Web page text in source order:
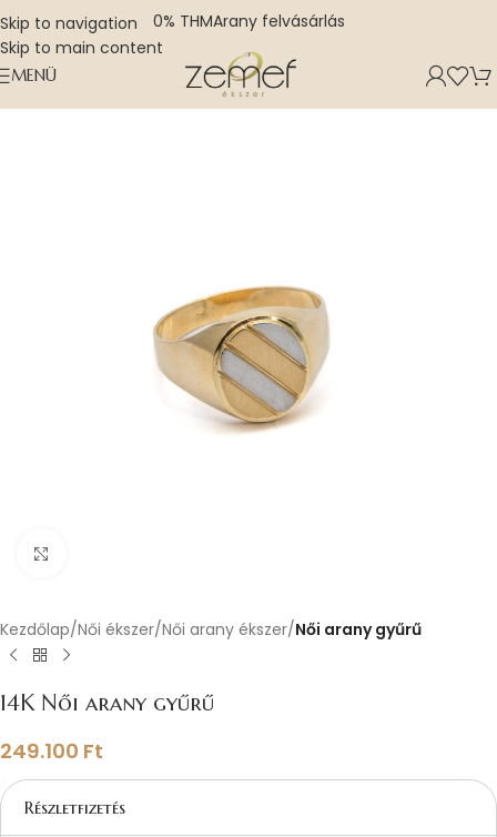
Skip to navigation
Skip to main content
0% THMArany felvásárlás
MENÜ
Kezdőlap Női ékszer Női arany ékszer Női arany gyűrű
14K Női arany gyűrű
249.100 Ft
Részletfizetés